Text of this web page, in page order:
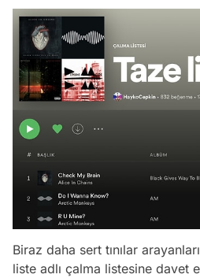
Biraz daha sert tınılar
liste adlı çalma listesine davet